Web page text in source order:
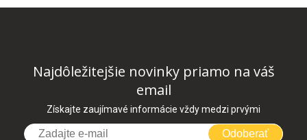
Najdôležitejšie novinky priamo na váš
email
Získajte zaujímavé informácie vždy medzi prvými
Odoberať